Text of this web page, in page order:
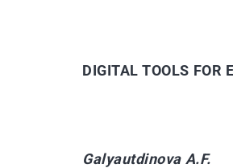
DIGITAL TOOLS FOR
Galyautdinova A.F.